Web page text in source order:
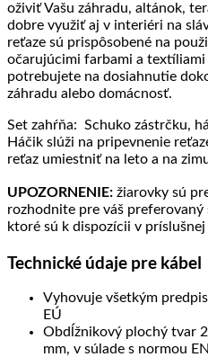
oživiť Vašu záhradu, altánok,
dobre využiť aj v interiéri na
reťaze sú prispôsobené na
očarujúcimi farbami a textíliami
potrebujete na dosiahnutie
záhradu alebo domácnosť.
Set zahŕňa: Schuko zástrčku,
Háčik slúži na pripevnenie
reťaz umiestniť na leto a na
UPOZORNENIE: žiarovky sú
rozhodnite pre váš
ktoré sú k dispozícii v
Technické údaje pre kábel
Vyhovuje všetkým
EÚ
Obdĺžnikový plochý tvar
mm, v súlade s normou